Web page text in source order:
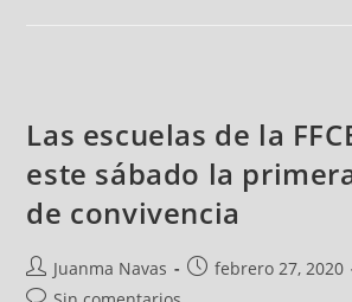
Las escuelas de la
este sábado la
de convivencia
Juanma Navas febrero 27, 2020